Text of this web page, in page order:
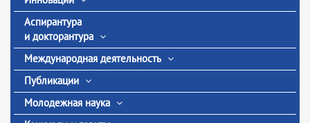
Аспирантура
и докторантура
Международная деятельность
Публикации
Молодежная наука